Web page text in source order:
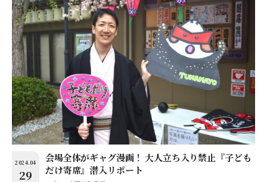
2024.04
29
会場全体がギャグ漫画！ 大人立ち入り禁止『子ども
だけ寄席』潜入リポート